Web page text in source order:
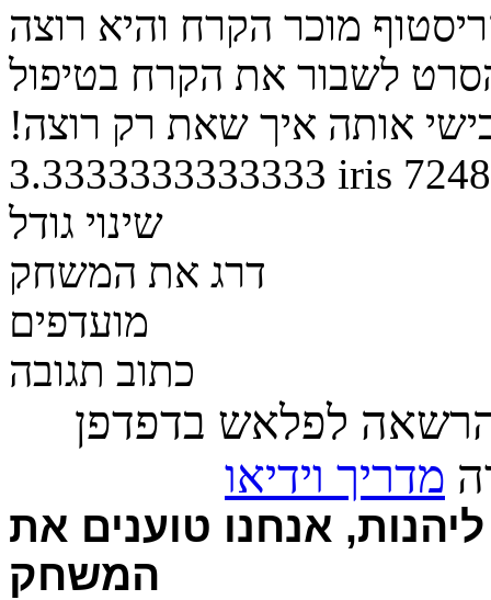
מוכר הקרח והיא רוצה
לשבור את הקרח בטיפול
אותה איך שאת רק רוצה!
3.3333333333333 iris 7248
שינוי גודל
דרג את המשחק
מועדפים
כתוב תגובה
לפלאש בדפדפן
מדריך וידיאו
אנחנו טוענים את
המשחק